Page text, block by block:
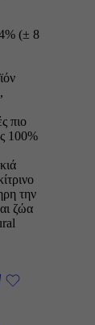
(± 8
πιο
100%
την
ζώα